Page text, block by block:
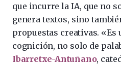
que incurre la IA, que no
genera textos, sino
propuestas creativas. «Es
cognición, no solo de
Ibarretxe-Antuñano,